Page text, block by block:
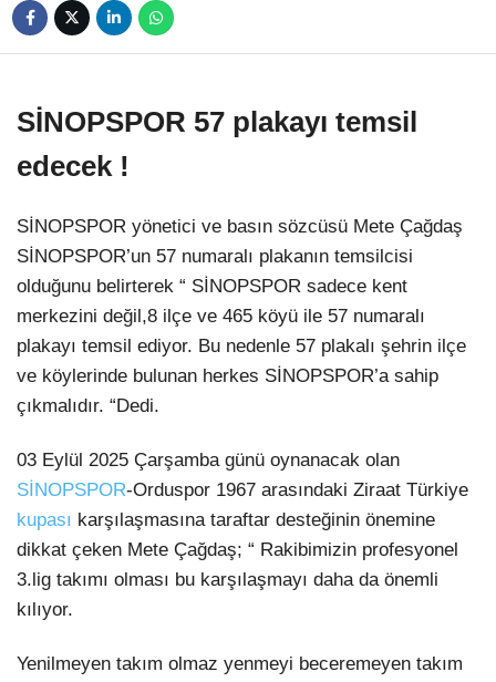
Instagram
Youtube
Dribbble
LinkedIn
SİNOPSPOR 57 plakayı temsil
edecek !
SİNOPSPOR yönetici ve basın sözcüsü Mete Çağdaş
SİNOPSPOR’un 57 numaralı plakanın temsilcisi
olduğunu belirterek “ SİNOPSPOR sadece kent
merkezini değil,8 ilçe ve 465 köyü ile 57 numaralı
plakayı temsil ediyor. Bu nedenle 57 plakalı şehrin ilçe
ve köylerinde bulunan herkes SİNOPSPOR’a sahip
çıkmalıdır. “Dedi.
03 Eylül 2025 Çarşamba günü oynanacak olan
SİNOPSPOR-Orduspor 1967 arasındaki Ziraat Türkiye
kupası karşılaşmasına taraftar desteğinin önemine
dikkat çeken Mete Çağdaş; “ Rakibimizin profesyonel
3.lig takımı olması bu karşılaşmayı daha da önemli
kılıyor.
Yenilmeyen takım olmaz yenmeyi beceremeyen takım